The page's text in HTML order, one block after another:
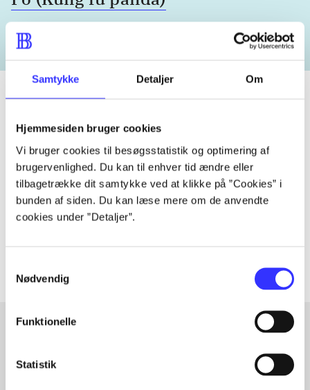
Samtykke Detaljer Om
Hjemmesiden bruger cookies
Vi bruger cookies til besøgsstatistik og optimering af
brugervenlighed. Du kan til enhver tid ændre eller
tilbagetrække dit samtykke ved at klikke på ”Cookies” i
bunden af siden. Du kan læse mere om de anvendte
cookies under ”Detaljer”.
Nødvendig
Funktionelle
Statistik
Tidsskrift
Artiklen er en del af
lorem ipsum dolor sit amet ...
Tidsskrift
Artikler med samme emner